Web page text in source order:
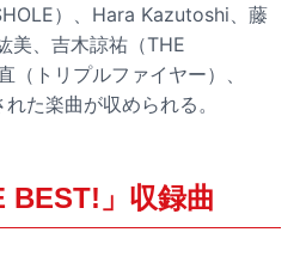
）、Hara Kazutoshi、藤
美、吉木諒祐（THE
（トリプルファイヤー）、
た楽曲が収められる。
BEST!」収録曲